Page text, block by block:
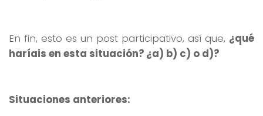
En fin, esto es un post participativo, así que, ¿qué
haríais en esta situación? ¿a) b) c) o d)?
Situaciones anteriores: